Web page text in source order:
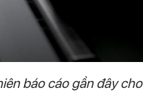
báo cáo gần đây cho